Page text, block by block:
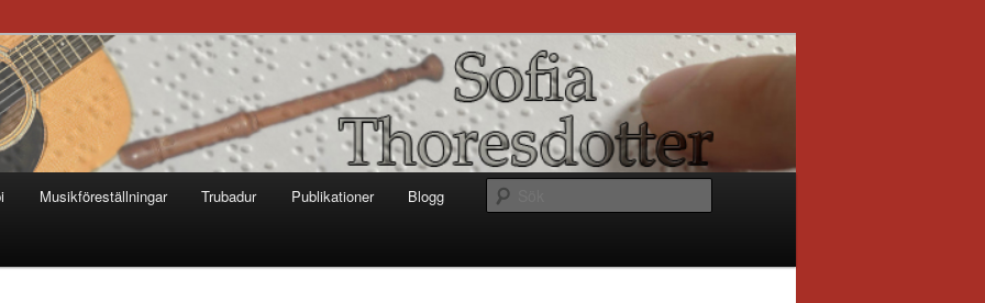
Musikföreställningar Trubadur Publikationer Blogg